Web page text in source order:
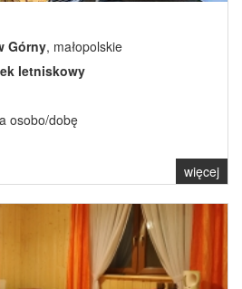
Górny, małopolskie
letniskowy
osobo/dobę
więcej